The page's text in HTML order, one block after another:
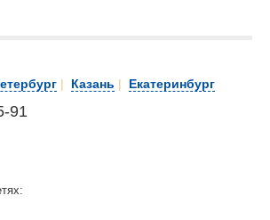
| Казань | Екатеринбург
91